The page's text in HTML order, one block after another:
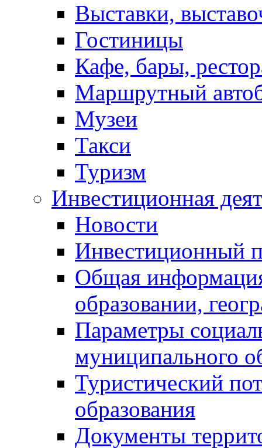
Выставки,
Гостиницы
Кафе, бары,
Маршрутный
Музеи
Такси
Туризм
Инвестиционная
Новости
Инвестиционный
Общая
образовании,
Параметры
муниципального
Туристический
образования
Документы